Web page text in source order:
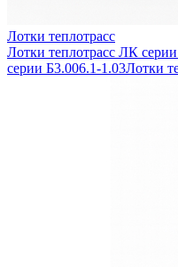
Лотки теплотрасс
Лотки теплотрасс ЛК
серии Б3.006.1-1.03Лотки